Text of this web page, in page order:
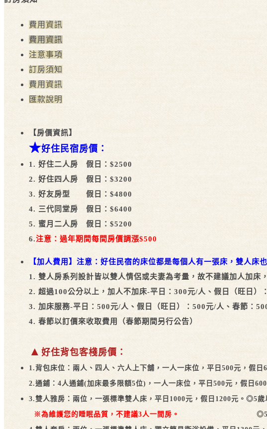
費用資訊
費用資訊
注意事項
訂房須知
費用資訊
匯款說明
【房價資訊】
★好住民宿房價：
1. 好住二人房 假日：$2500
2. 好住四人房 假日：$3200
3. 好友房型 假日：$4800
4. 三代同堂房 假日：$6400
5. 蜜月二人房 假日：$5200
6.注意：過年期間每間房價調漲$500
【加人費用】注意：好住民宿的床位都是每個人有一張床，雙人床
1. 雙人房系列設計皆以雙人情侶或夫妻為考量，故不建議加人加床
2. 超過100公分以上，加人不加床-平日：300元/人、假日（旺日）
3. 加床服務-平日：500元/人、假日（旺日）：500元/人、春節：
4. 春節以訂價來收取費用（春節期間另行公告）
▲ 好住背包客棧房價：
1.​​背包床位：兩人、四人、六人上下舖，一人一床位，平日500元，假日
2.通鋪：4人通鋪(加床最多限額5位)，一人一床位，平日500元，假日600
3.雙人雅房：兩位，一張標準雙人床，平日1000元，假日1200元。◎5
※為維護您的睡眠品質，不建議3人一間房。 ◎5歲以下，加